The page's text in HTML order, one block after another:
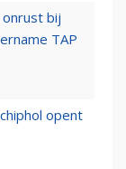
bij
TAP
opent